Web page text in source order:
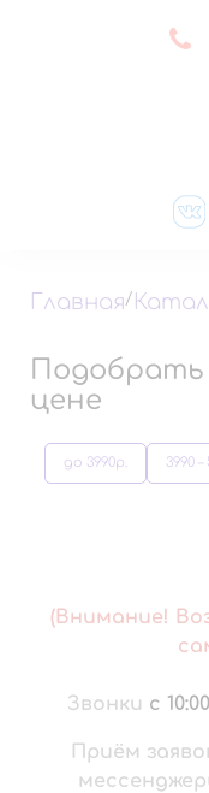
Главная/
цене
до 3990р. 3990 –
(Внимание!
Звонки с
Приём